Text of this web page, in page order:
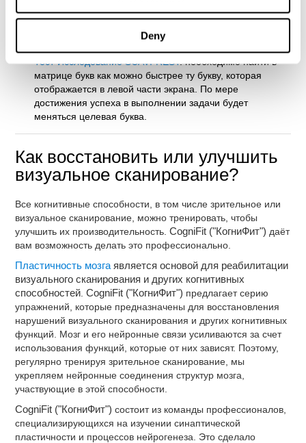
Deny
нажимать кнопку как можно быстрее. Чем больше раз
будет нажата кнопка за отведённое время, тем лучше
Тест-Исследование SCAVI-REST: необходимо найти в
матрице букв как можно быстрее ту букву, которая
отображается в левой части экрана. По мере
достижения успеха в выполнении задачи будет
меняться целевая буква.
Как восстановить или улучшить
визуальное сканирование?
Все когнитивные способности, в том числе зрительное или
визуальное сканирование, можно тренировать, чтобы
улучшить их производительность.CogniFit ("КогниФит") даёт
вам возможность делать это профессионально.
Пластичность мозга является основой для реабилитации
визуального сканирования и других когнитивных
способностей .CogniFit ("КогниФит") предлагает серию
упражнений, которые предназначены для восстановления
нарушений визуального сканирования и других когнитивных
функций. Мозг и его нейронные связи усиливаются за счет
использования функций, которые от них зависят. Поэтому,
регулярно тренируя зрительное сканирование, мы
укрепляем нейронные соединения структур мозга,
участвующие в этой способности.
CogniFit ("КогниФит") состоит из команды профессионалов,
специализирующихся на изучении синаптической
пластичности и процессов нейрогенеза. Это сделало